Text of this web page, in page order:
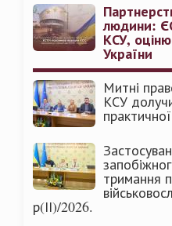
людини:
КСУ,
України
Митні
КСУ
тримання
р(ІІ)/2026.